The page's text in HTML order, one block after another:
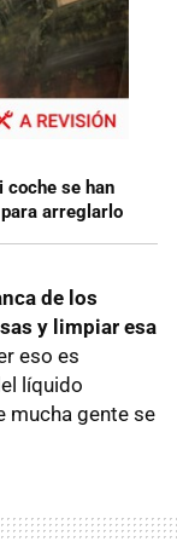
coche se han
arreglarlo
de los
y limpiar esa
eso es
líquido
mucha gente se